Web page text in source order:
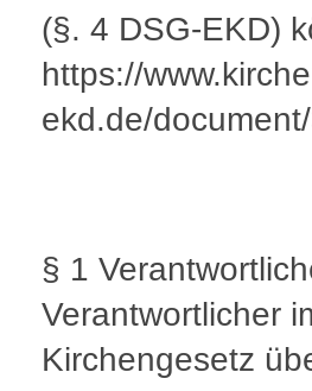
(§. 4 DSG-EKD)
https://
ekd.de/
§ 1
Verantwortlicher
Kirchengesetz